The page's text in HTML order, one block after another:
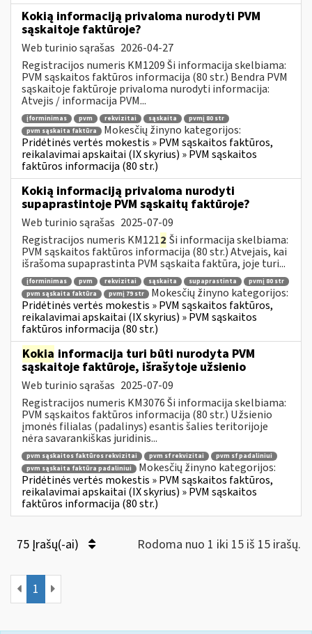
Kokią informaciją privaloma nurodyti PVM
sąskaitoje faktūroje?
Web turinio sąrašas 2026-04-27
Registracijos numeris KM1209 Ši informacija skelbiama:
PVM sąskaitos faktūros informacija (80 str.) Bendra PVM
sąskaitoje faktūroje privaloma nurodyti informacija:
Atvejis / informacija PVM...
įforminimas pvm rekvizitai sąskaita
pvmį 80 str
pvm sąskaita faktūra
Mokesčių žinyno kategorijos:
Pridėtinės vertės mokestis » PVM sąskaitos faktūros,
reikalavimai apskaitai (IX skyrius) » PVM sąskaitos
faktūros informacija (80 str.)
Kokią informaciją privaloma nurodyti
supaprastintoje PVM sąskaitų faktūroje?
Web turinio sąrašas 2025-07-09
Registracijos numeris KM1212 Ši informacija skelbiama:
PVM sąskaitos faktūros informacija (80 str.) Atvejais, kai
išrašoma supaprastinta PVM sąskaita faktūra, joje turi...
įforminimas pvm rekvizitai sąskaita supaprastinta
pvmį 80 str
pvm sąskaita faktūra
pvmį 79 str
Mokesčių žinyno kategorijos:
Pridėtinės vertės mokestis » PVM sąskaitos faktūros,
reikalavimai apskaitai (IX skyrius) » PVM sąskaitos
faktūros informacija (80 str.)
Kokia informacija turi būti nurodyta PVM
sąskaitoje faktūroje, išrašytoje užsienio
Web turinio sąrašas 2025-07-09
Registracijos numeris KM3076 Ši informacija skelbiama:
PVM sąskaitos faktūros informacija (80 str.) Užsienio
įmonės filialas (padalinys) esantis šalies teritorijoje
nėra savarankiškas juridinis...
pvm sąskaitos faktūros rekvizitai pvm sf rekvizitai
pvm sf padaliniui
pvm sąskaita faktūra padaliniui
Mokesčių žinyno kategorijos:
Pridėtinės vertės mokestis » PVM sąskaitos faktūros,
reikalavimai apskaitai (IX skyrius) » PVM sąskaitos
faktūros informacija (80 str.)
75 Įrašų(-ai) Rodoma nuo 1 iki 15 iš 15 irašų.
1